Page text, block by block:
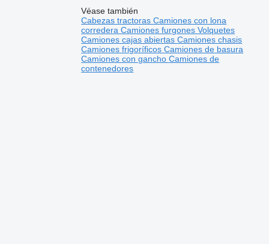
Véase también
Cabezas tractorasCamiones con lona
correderaCamiones furgonesVolquetes
Camiones cajas abiertasCamiones chasis
Camiones frigoríficosCamiones de basura
Camiones con ganchoCamiones de
contenedores